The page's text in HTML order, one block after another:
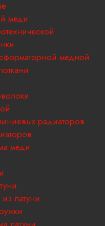
меди
медной
радиаторов
меди
латуни